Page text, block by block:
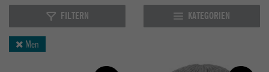
FILTERN KATEGORIEN
Men